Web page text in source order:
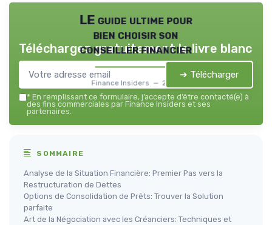
LE guide ultime pour
bien choisir son
conseiller financier
Finance Insiders — 2026
Téléchargez gratuitement le livre blanc
➔ Télécharger
* En remplissant ce formulaire, j’accepte d’être contacté(e) à
des fins commerciales par Finance Insiders et ses
partenaires.
SOMMAIRE
Analyse de la Situation Financière: Premier Pas vers la
Restructuration de Dettes
Options de Consolidation de Prêts: Trouver la Solution
parfaite
Art de la Négociation avec les Créanciers: Techniques et